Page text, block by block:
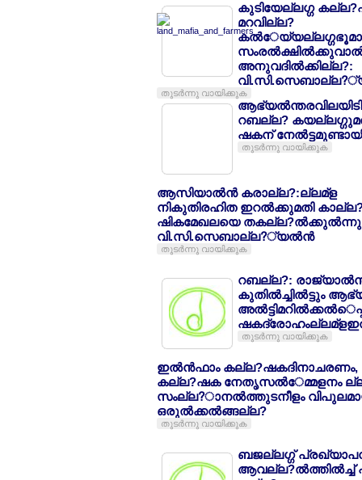
കുടിയേല്ലഗ്ഗ
മറവില്ല?
അനുവദില്‍ക്കില്ല?:
തുടര്‍ന്നു വായിക്കുക
റബല്ല?
ഷകന്
തുടര്‍ന്നു വായിക്കുക
ആസിയാല്‍ന്‍ കരാല്ല?:ല്ലമ്ള
നികുതിരഹിത ഇറല്‍ക്കുമതി
ഷികമേഖലയെ
വി.സി.സെബാല്ല?്യല്‍ന്‍
തുടര്‍ന്നു വായിക്കുക
റബല്ല?:
കുതില്‍ച്ചില്‍ട്ടും
തുടര്‍ന്നു വായിക്കുക
ഇല്‍ന്‍ഫാം കല്ല?ഷകദിനാചരണം,
കല്ല?ഷക നേതൃസല്‍േമ്മളനം
സംല്ല?ാനല്‍ത്തുടനീളം
ഒരുല്‍ക്കല്‍ങ്ങല്ല?
തുടര്‍ന്നു വായിക്കുക
ബജല്ലഗ്ഗ്
ആവല്ല?ല്‍ത്തില്‍ച്ച്